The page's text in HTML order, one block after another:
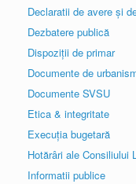
Declaratii de avere și
Dezbatere publică
Dispoziții de primar
Documente de
Documente SVSU
Etica & integritate
Execuția bugetară
Hotărâri ale Consiliului
Informatii publice